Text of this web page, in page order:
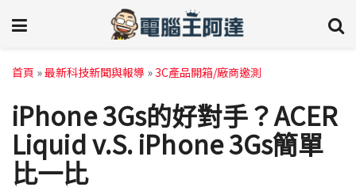
首頁 »最新科技新聞與報導 »3C產品開箱/廠商邀測
iPhone 3Gs的好對手？ACER
Liquid v.S. iPhone 3Gs簡單
比一比